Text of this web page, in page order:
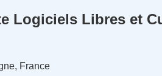
Logiciels Libres et
France